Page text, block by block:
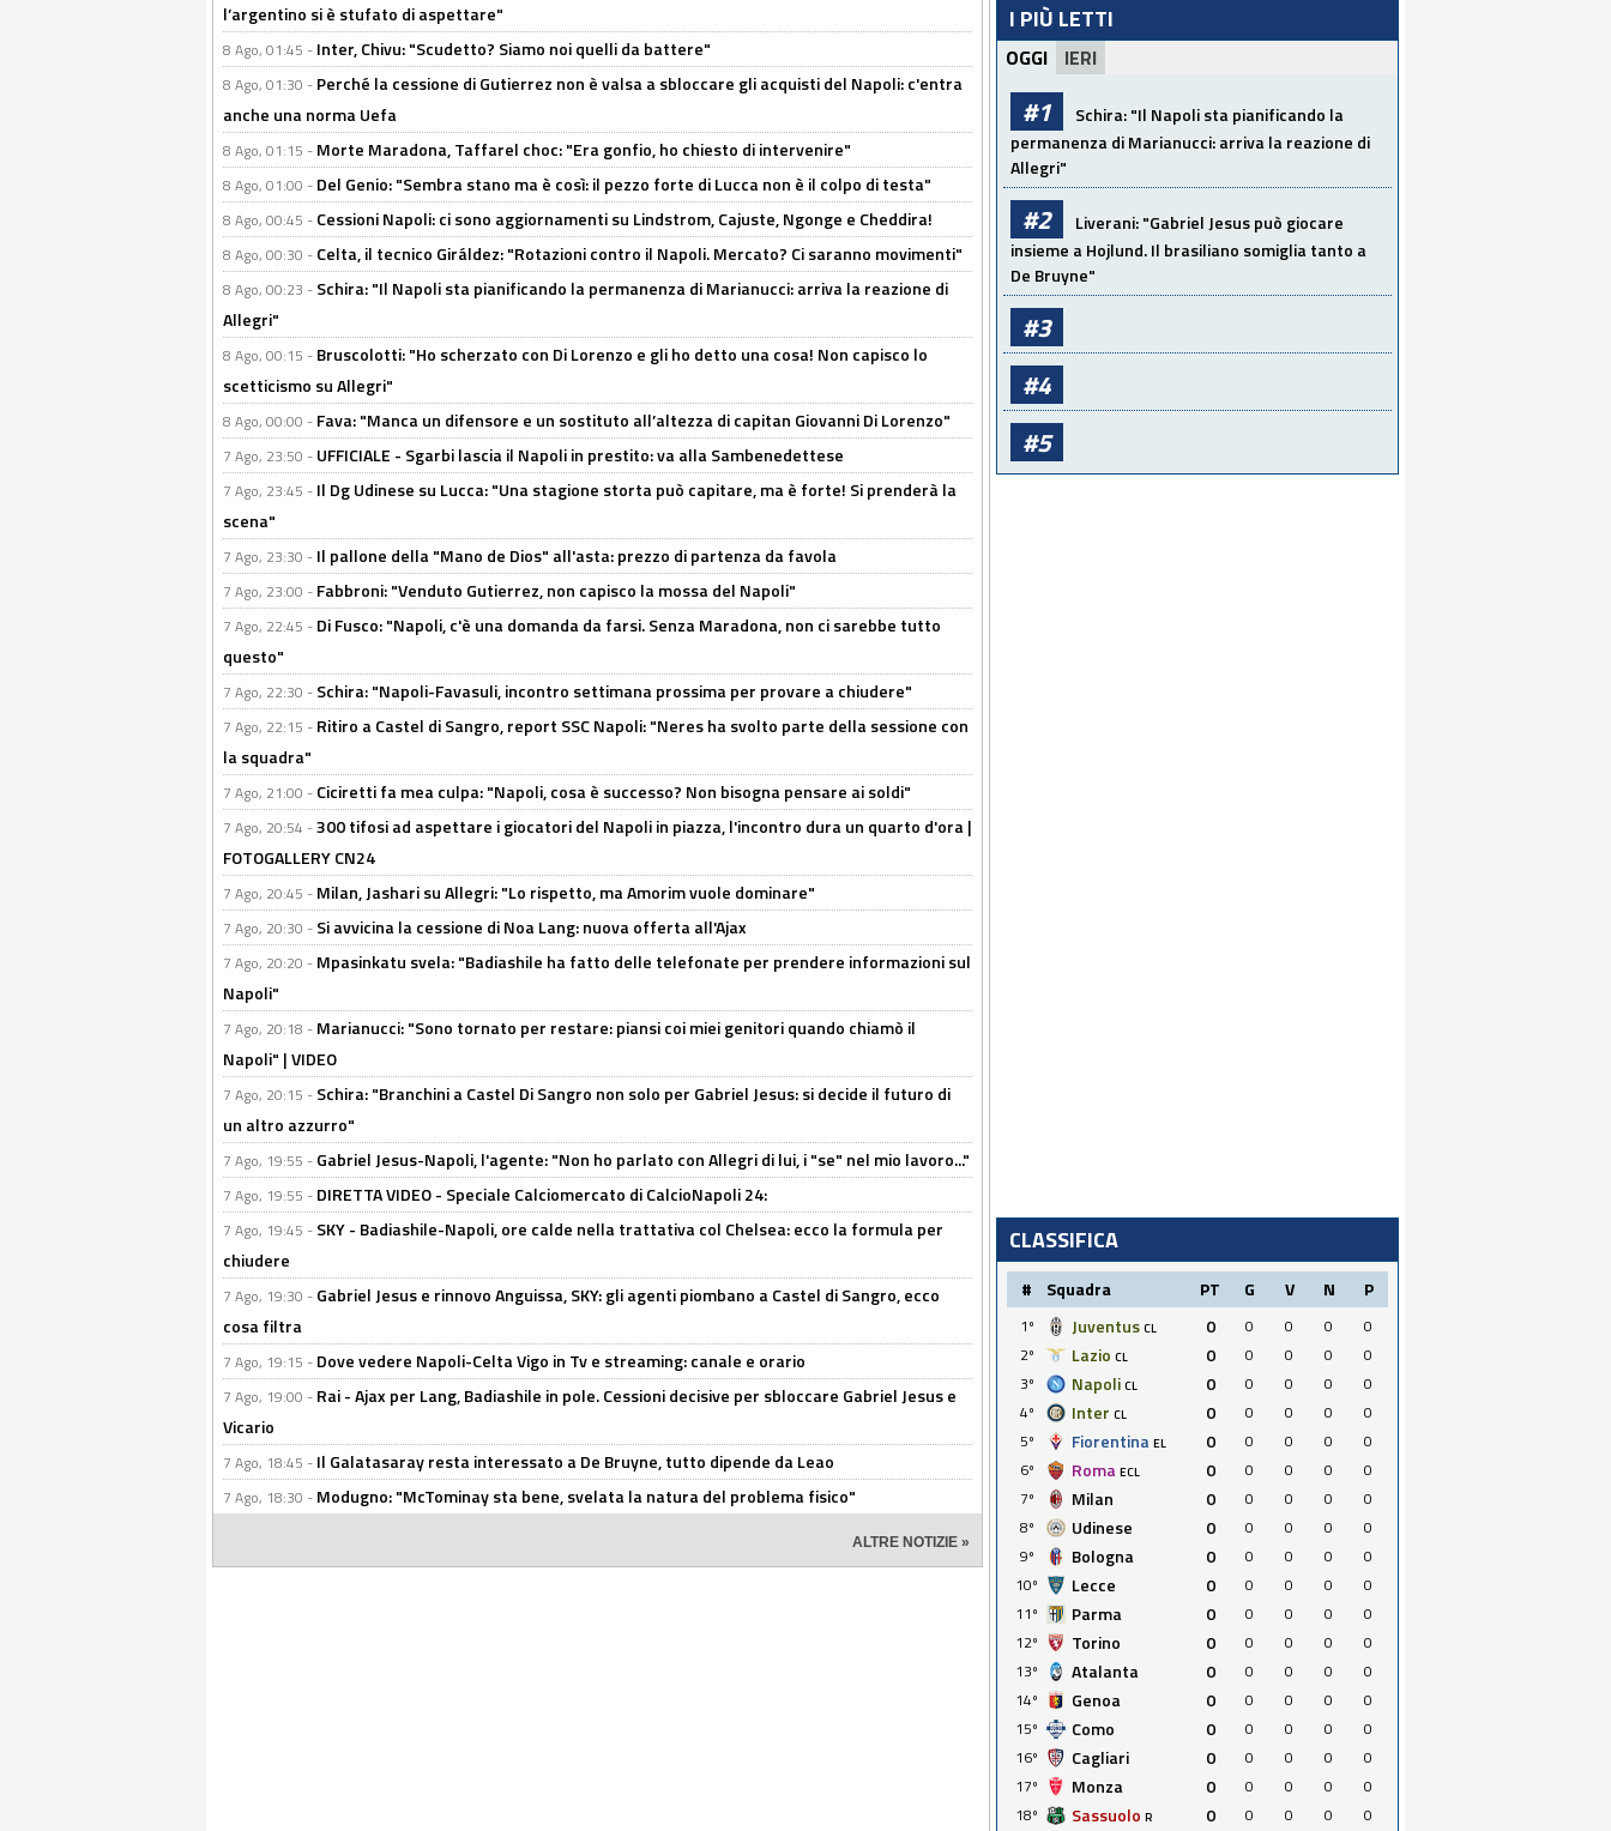
l’argentino si è stufato di aspettare"
8 Ago, 01:45 - Inter, Chivu: "Scudetto? Siamo noi quelli da battere"
8 Ago, 01:30 - Perché la cessione di Gutierrez non è valsa a sbloccare gli acquisti del Napoli: c'entra
anche una norma Uefa
8 Ago, 01:15 - Morte Maradona, Taffarel choc: "Era gonfio, ho chiesto di intervenire"
8 Ago, 01:00 - Del Genio: "Sembra stano ma è così: il pezzo forte di Lucca non è il colpo di testa"
8 Ago, 00:45 - Cessioni Napoli: ci sono aggiornamenti su Lindstrom, Cajuste, Ngonge e Cheddira!
8 Ago, 00:30 - Celta, il tecnico Giráldez: "Rotazioni contro il Napoli. Mercato? Ci saranno movimenti"
8 Ago, 00:23 - Schira: "Il Napoli sta pianificando la permanenza di Marianucci: arriva la reazione di
Allegri"
8 Ago, 00:15 - Bruscolotti: "Ho scherzato con Di Lorenzo e gli ho detto una cosa! Non capisco lo
scetticismo su Allegri"
8 Ago, 00:00 - Fava: "Manca un difensore e un sostituto all’altezza di capitan Giovanni Di Lorenzo"
7 Ago, 23:50 - UFFICIALE - Sgarbi lascia il Napoli in prestito: va alla Sambenedettese
7 Ago, 23:45 - Il Dg Udinese su Lucca: "Una stagione storta può capitare, ma è forte! Si prenderà la
scena"
7 Ago, 23:30 - Il pallone della "Mano de Dios" all'asta: prezzo di partenza da favola
7 Ago, 23:00 - Fabbroni: "Venduto Gutierrez, non capisco la mossa del Napoli"
7 Ago, 22:45 - Di Fusco: "Napoli, c'è una domanda da farsi. Senza Maradona, non ci sarebbe tutto
questo"
7 Ago, 22:30 - Schira: "Napoli-Favasuli, incontro settimana prossima per provare a chiudere"
7 Ago, 22:15 - Ritiro a Castel di Sangro, report SSC Napoli: "Neres ha svolto parte della sessione con
la squadra"
7 Ago, 21:00 - Ciciretti fa mea culpa: "Napoli, cosa è successo? Non bisogna pensare ai soldi"
7 Ago, 20:54 -300 tifosi ad aspettare i giocatori del Napoli in piazza, l'incontro dura un quarto d'ora |
FOTOGALLERY CN24
7 Ago, 20:45 - Milan, Jashari su Allegri: "Lo rispetto, ma Amorim vuole dominare"
7 Ago, 20:30 - Si avvicina la cessione di Noa Lang: nuova offerta all'Ajax
7 Ago, 20:20 - Mpasinkatu svela: "Badiashile ha fatto delle telefonate per prendere informazioni sul
Napoli"
7 Ago, 20:18 - Marianucci: "Sono tornato per restare: piansi coi miei genitori quando chiamò il
Napoli" | VIDEO
7 Ago, 20:15 - Schira: "Branchini a Castel Di Sangro non solo per Gabriel Jesus: si decide il futuro di
un altro azzurro"
7 Ago, 19:55 - Gabriel Jesus-Napoli, l'agente: "Non ho parlato con Allegri di lui, i "se" nel mio lavoro..."
7 Ago, 19:55 - DIRETTA VIDEO - Speciale Calciomercato di CalcioNapoli 24:
7 Ago, 19:45 - SKY - Badiashile-Napoli, ore calde nella trattativa col Chelsea: ecco la formula per
chiudere
7 Ago, 19:30 - Gabriel Jesus e rinnovo Anguissa, SKY: gli agenti piombano a Castel di Sangro, ecco
cosa filtra
7 Ago, 19:15 - Dove vedere Napoli-Celta Vigo in Tv e streaming: canale e orario
7 Ago, 19:00 - Rai - Ajax per Lang, Badiashile in pole. Cessioni decisive per sbloccare Gabriel Jesus e
Vicario
7 Ago, 18:45 - Il Galatasaray resta interessato a De Bruyne, tutto dipende da Leao
7 Ago, 18:30 - Modugno: "McTominay sta bene, svelata la natura del problema fisico"
ALTRE NOTIZIE »
I PIÙ LETTI
OGGI IERI
#1
Schira: "Il Napoli sta pianificando la
permanenza di Marianucci: arriva la reazione di
Allegri"
#2
Liverani: "Gabriel Jesus può giocare
insieme a Hojlund. Il brasiliano somiglia tanto a
De Bruyne"
#3
#4
#5
CLASSIFICA
# Squadra PT G V N P
1º Juventus CL 0 0 0 0
0
2º
Lazio CL 0 0 0 0
0
3º
Napoli CL 0 0 0 0
0
4º
Inter CL 0 0 0 0
0
5º
Fiorentina EL 0 0 0 0
0
6º
Roma ECL 0 0 0 0
0
7º
Milan 0 0 0 0
0
8º
Udinese 0 0 0 0
0
9º
Bologna 0 0 0 0
0
10º
Lecce 0 0 0 0
0
11º
Parma 0 0 0 0
0
12º
Torino 0 0 0 0
0
13º
Atalanta 0 0 0 0
0
14º
Genoa 0 0 0 0
0
15º
Como 0 0 0 0
0
16º
Cagliari 0 0 0 0
0
17º
Monza 0 0 0 0
0
18º
Sassuolo R 0 0 0 0 0